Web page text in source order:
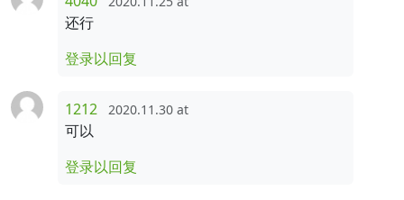
还行
登录以回复
1212 2020.11.30 at
可以
登录以回复